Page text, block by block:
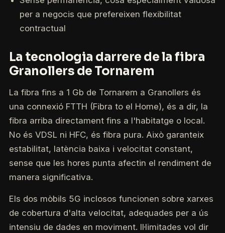
per a negocis que prefereixen flexibilitat
contractual
La tecnologia darrere de la fibra
Granollers de Tornarem
La fibra fins a 1 Gb de Tornarem a Granollers és
una connexió FTTH (Fibra to el Home), és a dir, la
fibra arriba directament fins a l'habitatge o local.
No és VDSL ni HFC, és fibra pura. Això garanteix
estabilitat, latència baixa i velocitat constant,
sense que les hores punta afectin el rendiment de
manera significativa.
Els dos mòbils 5G inclosos funcionen sobre xarxes
de cobertura d'alta velocitat, adequades per a ús
intensiu de dades en moviment. Il·limitades vol dir